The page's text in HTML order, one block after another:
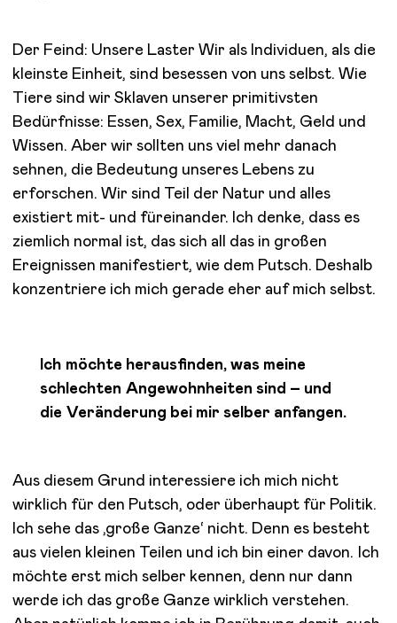
Der Feind: Unsere Laster Wir als Individuen, als die
kleinste Einheit, sind besessen von uns selbst. Wie
Tiere sind wir Sklaven unserer primitivsten
Bedürfnisse: Essen, Sex, Familie, Macht, Geld und
Wissen. Aber wir sollten uns viel mehr danach
sehnen, die Bedeutung unseres Lebens zu
erforschen. Wir sind Teil der Natur und alles
existiert mit- und füreinander. Ich denke, dass es
ziemlich normal ist, das sich all das in großen
Ereignissen manifestiert, wie dem Putsch. Deshalb
konzentriere ich mich gerade eher auf mich selbst.
Ich möchte herausfinden, was meine
schlechten Angewohnheiten sind – und
die Veränderung bei mir selber anfangen.
Aus diesem Grund interessiere ich mich nicht
wirklich für den Putsch, oder überhaupt für Politik.
Ich sehe das ‚große Ganze‘ nicht. Denn es besteht
aus vielen kleinen Teilen und ich bin einer davon. Ich
möchte erst mich selber kennen, denn nur dann
werde ich das große Ganze wirklich verstehen.